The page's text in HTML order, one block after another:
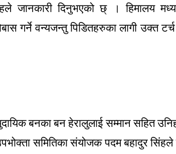
जानकारी दिनुभएको छ् । हिमालय
गर्ने वन्यजन्तु पिडितहरुका लागी उक्त
बनका बन हेरालुलाई सम्मान सहित
समितिका संयोजक पदम बहादुर